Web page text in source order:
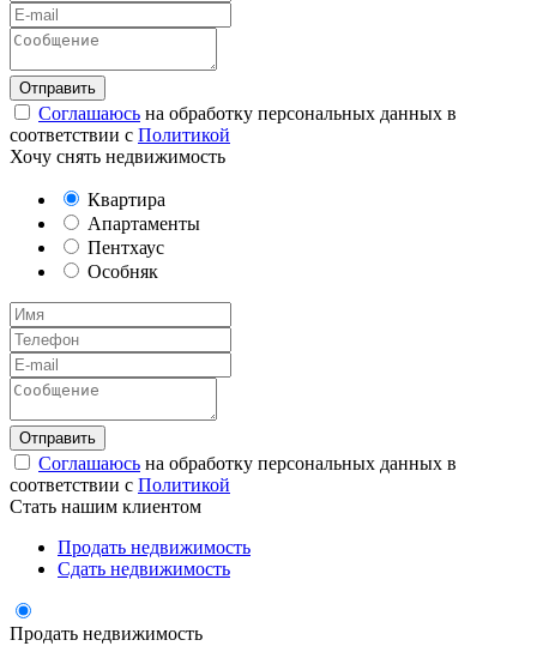
Соглашаюсь на обработку персональных данных в
соответствии с Политикой
Хочу снять недвижимость
Квартира
Апартаменты
Пентхаус
Особняк
Соглашаюсь на обработку персональных данных в
соответствии с Политикой
Стать нашим клиентом
Продать недвижимость
Сдать недвижимость
Продать недвижимость